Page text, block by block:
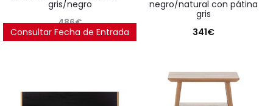
gris/negro
486€
Consultar Fecha de Entrada
negro/natural con pátina
gris
341€